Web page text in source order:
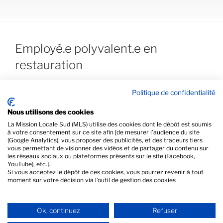
Employé.e polyvalent.e en
restauration
PRÉCÉDENT
Vendeur(se) en prêt-à-porter
Assistant·e Commercial·e en magasin de sport
Politique de confidentialité
Nous utilisons des cookies
La Mission Locale Sud (MLS) utilise des cookies dont le dépôt est soumis
à votre consentement sur ce site afin [de mesurer l’audience du site
(Google Analytics), vous proposer des publicités, et des traceurs tiers
vous permettant de visionner des vidéos et de partager du contenu sur
les réseaux sociaux ou plateformes présents sur le site (Facebook,
YouTube), etc.].
Si vous acceptez le dépôt de ces cookies, vous pourrez revenir à tout
moment sur votre décision via l’outil de gestion des cookies
Ok, continuez Refuser